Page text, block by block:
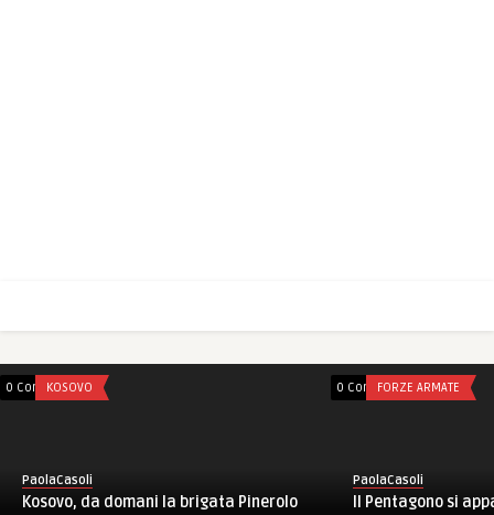
0 Comments
KOSOVO
PaolaCasoli
Kosovo, da domani la brigata Pinerolo
0 CommentsFORZE ARMATE
PaolaCasoli
Il Pentagono si